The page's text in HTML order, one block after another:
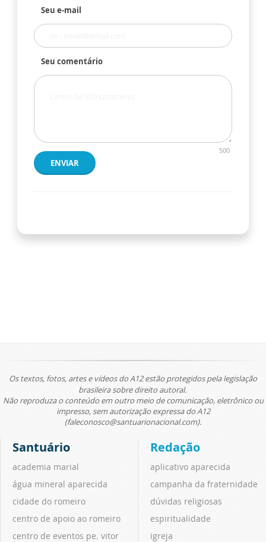
Seu e-mail
Seu comentário
500
ENVIAR
Os textos, fotos, artes e vídeos do A12 estão protegidos pela legislação
brasileira sobre direito autoral.
Não reproduza o conteúdo em outro meio de comunicação, eletrônico ou
impresso, sem autorização expressa do A12
(faleconosco@santuarionacional.com).
Santuário
academia marial
água mineral aparecida
cidade do romeiro
centro de apoio ao romeiro
centro de eventos pe. vitor
Redação
aplicativo aparecida
campanha da fraternidade
dúvidas religiosas
espiritualidade
igreja